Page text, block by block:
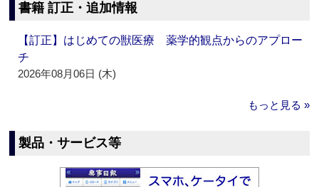
書籍 訂正・追加情報
【訂正】はじめての獣医療 薬学的観点からのアプロー
チ
2026年08月06日 (木)
もっと見る »
製品・サービス等